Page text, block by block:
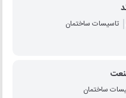
تاسیسات ساختمان
ساختمان